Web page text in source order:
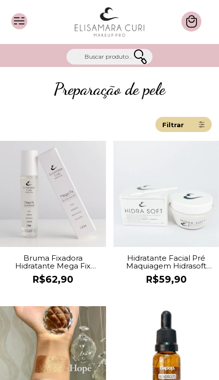
Preparação de pele
Filtrar
Bruma Fixadora
Hidratante Mega Fix
120ml Elisamara Curi
R$62,90
Hidratante Facial Pré
Maquiagem Hidrasoft
R$59,90